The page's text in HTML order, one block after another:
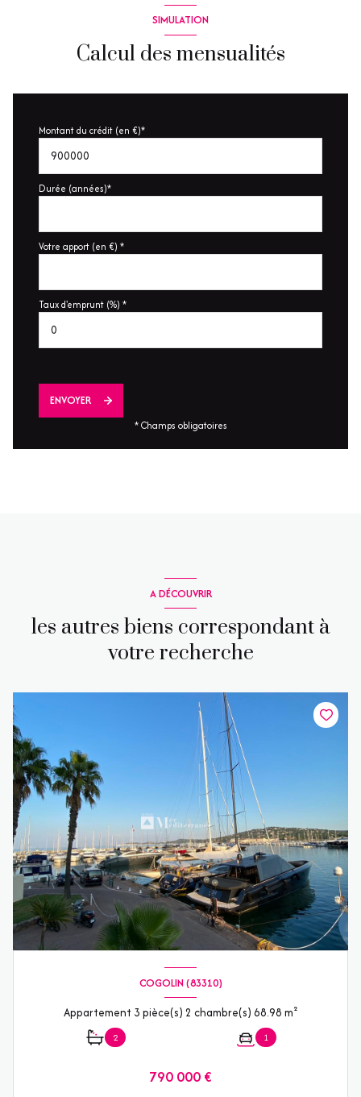
SIMULATION
Calcul des mensualités
Montant du crédit (en €)*
Durée (années)*
Votre apport (en €) *
Taux d'emprunt (%) *
ENVOYER
* Champs obligatoires
A DÉCOUVRIR
les autres biens correspondant à
votre recherche
COGOLIN (83310)
Appartement 3 pièce(s) 2 chambre(s) 68.98 m²
2 1
790 000 €